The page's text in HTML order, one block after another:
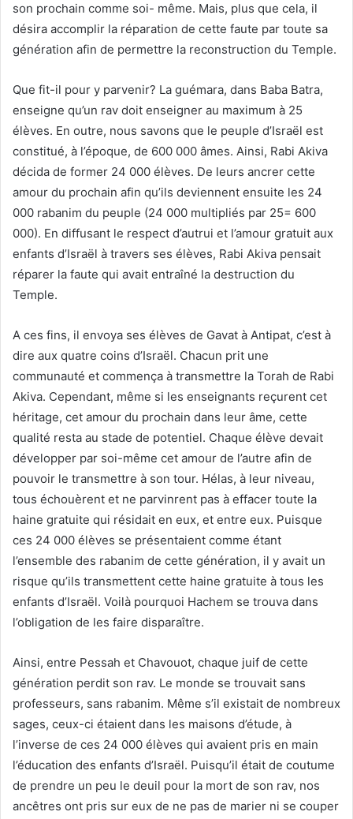
son prochain comme soi- même. Mais, plus que cela, il
désira accomplir la réparation de cette faute par toute sa
génération afin de permettre la reconstruction du Temple.
Que fit-il pour y parvenir? La guémara, dans Baba Batra,
enseigne qu’un rav doit enseigner au maximum à 25
élèves. En outre, nous savons que le peuple d’Israël est
constitué, à l’époque, de 600 000 âmes. Ainsi, Rabi Akiva
décida de former 24 000 élèves. De leurs ancrer cette
amour du prochain afin qu’ils deviennent ensuite les 24
000 rabanim du peuple (24 000 multipliés par 25= 600
000). En diffusant le respect d’autrui et l’amour gratuit aux
enfants d’Israël à travers ses élèves, Rabi Akiva pensait
réparer la faute qui avait entraîné la destruction du
Temple.
A ces fins, il envoya ses élèves de Gavat à Antipat, c’est à
dire aux quatre coins d’Israël. Chacun prit une
communauté et commença à transmettre la Torah de Rabi
Akiva. Cependant, même si les enseignants reçurent cet
héritage, cet amour du prochain dans leur âme, cette
qualité resta au stade de potentiel. Chaque élève devait
développer par soi-même cet amour de l’autre afin de
pouvoir le transmettre à son tour. Hélas, à leur niveau,
tous échouèrent et ne parvinrent pas à effacer toute la
haine gratuite qui résidait en eux, et entre eux. Puisque
ces 24 000 élèves se présentaient comme étant
l’ensemble des rabanim de cette génération, il y avait un
risque qu’ils transmettent cette haine gratuite à tous les
enfants d’Israël. Voilà pourquoi Hachem se trouva dans
l’obligation de les faire disparaître.
Ainsi, entre Pessah et Chavouot, chaque juif de cette
génération perdit son rav. Le monde se trouvait sans
professeurs, sans rabanim. Même s’il existait de nombreux
sages, ceux-ci étaient dans les maisons d’étude, à
l’inverse de ces 24 000 élèves qui avaient pris en main
l’éducation des enfants d’Israël. Puisqu’il était de coutume
de prendre un peu le deuil pour la mort de son rav, nos
ancêtres ont pris sur eux de ne pas de marier ni se couper